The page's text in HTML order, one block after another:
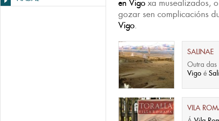
en Vigo xa musealizados,
gozar sen complicacións
Vigo.
SALINAE
Outra
Vigo é
VILA